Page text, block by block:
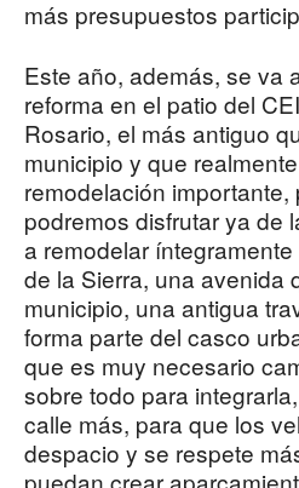
más presupuestos
Este año, además, se va
reforma en el patio del
Rosario, el más antiguo
municipio y que
remodelación
podremos disfrutar ya de
a remodelar
de la Sierra, una avenida
municipio, una antigua
forma parte del casco
que es muy necesario
sobre todo para
calle más, para que los
despacio y se respete